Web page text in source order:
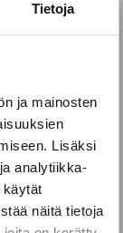
Tietoja
ja mainosten
Lisäksi
analytiikka-
käytät
näitä tietoja